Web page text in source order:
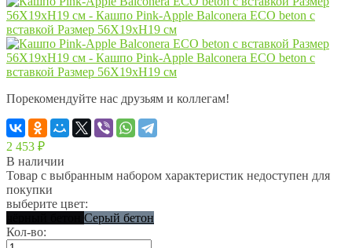
Порекомендуйте нас друзьям и коллегам!
2 453 ₽
В наличии
Товар с выбранным набором характеристик недоступен для
покупки
выберите цвет:
Серый бетон
Кол-во: